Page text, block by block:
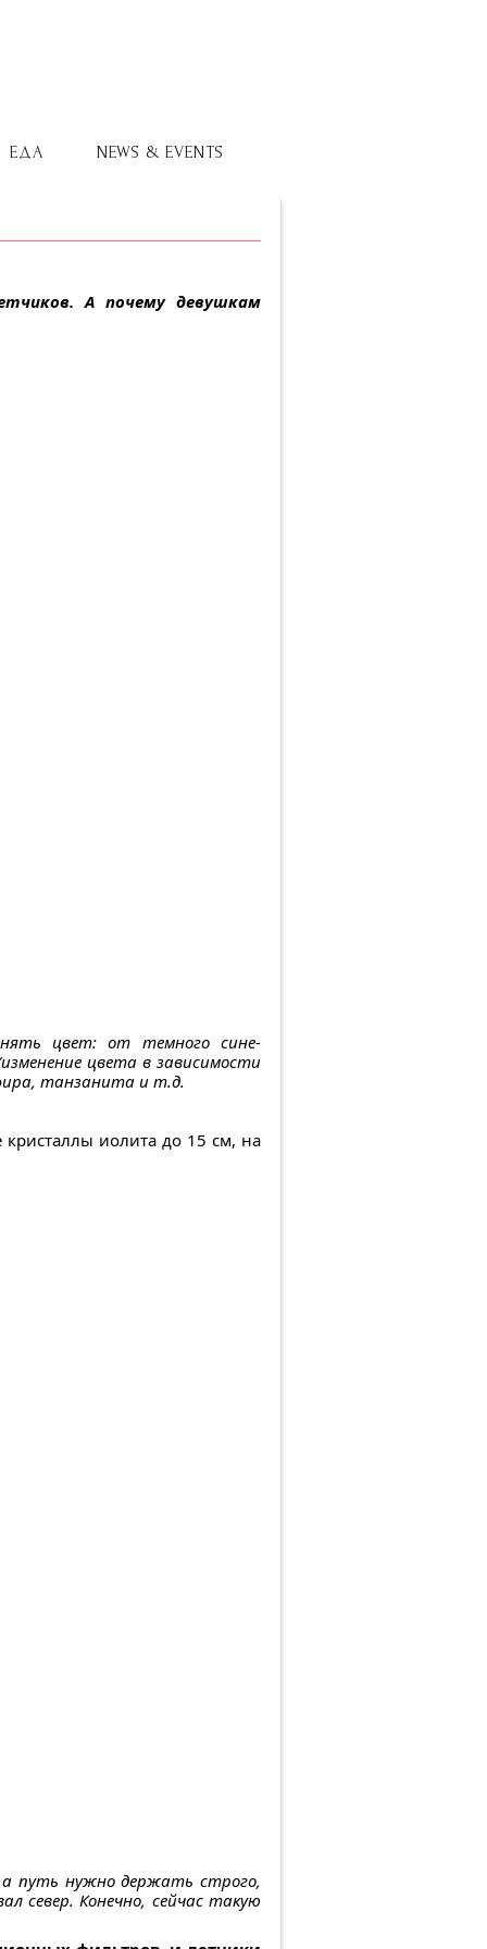
ЕДА
NEWS & EVENTS
А почему девушкам
цвет: от темного сине-
цвета в зависимости
танзанита и т.д.
иолита до 15 см, на
а путь нужно держать строго,
север. Конечно, сейчас такую